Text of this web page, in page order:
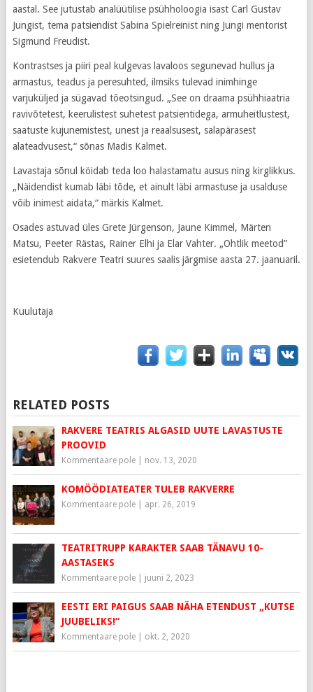
aastal. See jutustab analüütilise psühholoogia isast Carl Gustav
Jungist, tema patsiendist Sabina Spielreinist ning Jungi mentorist
Sigmund Freudist.
Kontrastses ja piiri peal kulgevas lavaloos segunevad hullus ja
armastus, teadus ja peresuhted, ilmsiks tulevad inimhinge
varjuküljed ja sügavad tõeotsingud. „See on draama psühhiaatria
ravivõtetest, keerulistest suhetest patsientidega, armuheitlustest,
saatuste kujunemistest, unest ja reaalsusest, salapärasest
alateadvusest,“ sõnas Madis Kalmet.
Lavastaja sõnul köidab teda loo halastamatu ausus ning kirglikkus.
„Näidendist kumab läbi tõde, et ainult läbi armastuse ja usalduse
võib inimest aidata,“ märkis Kalmet.
Osades astuvad üles Grete Jürgenson, Jaune Kimmel, Märten
Matsu, Peeter Rästas, Rainer Elhi ja Elar Vahter. „Ohtlik meetod”
esietendub Rakvere Teatri suures saalis järgmise aasta 27. jaanuaril.
Kuulutaja
RELATED POSTS
RAKVERE TEATRIS ALGASID UUTE LAVASTUSTE
PROOVID
Kommentaare pole| nov. 13, 2020
KOMÖÖDIATEATER TULEB RAKVERRE
Kommentaare pole| apr. 26, 2019
TEATRITRUPP KARAKTER SAAB TÄNAVU 10-
AASTASEKS
Kommentaare pole| juuni 2, 2023
EESTI ERI PAIGUS SAAB NÄHA ETENDUST „KUTSE
JUUBELIKS!“
Kommentaare pole| okt. 2, 2020